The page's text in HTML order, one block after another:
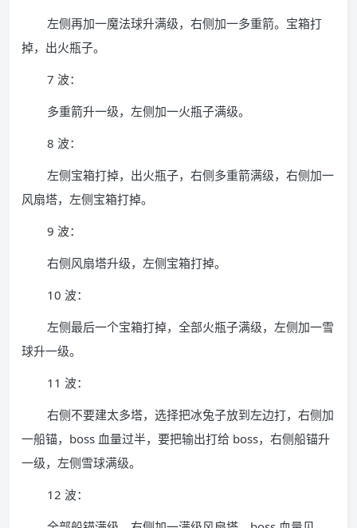
左侧再加一魔法球升满级，右侧加一多重箭。宝箱打
掉，出火瓶子。
7 波：
多重箭升一级，左侧加一火瓶子满级。
8 波：
左侧宝箱打掉，出火瓶子，右侧多重箭满级，右侧加一
风扇塔，左侧宝箱打掉。
9 波：
右侧风扇塔升级，左侧宝箱打掉。
10 波：
左侧最后一个宝箱打掉，全部火瓶子满级，左侧加一雪
球升一级。
11 波：
右侧不要建太多塔，选择把冰兔子放到左边打，右侧加
一船锚，boss 血量过半，要把输出打给 boss，右侧船锚升
一级，左侧雪球满级。
12 波：